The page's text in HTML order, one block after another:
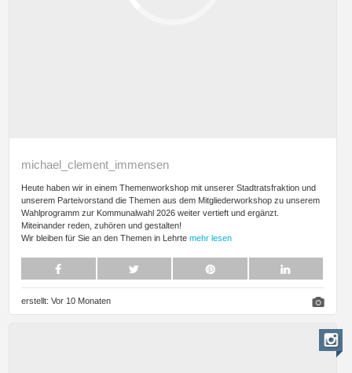
michael_clement_immensen
Heute haben wir in einem Themenworkshop mit unserer Stadtratsfraktion und
unserem Parteivorstand die Themen aus dem Mitgliederworkshop zu unserem
Wahlprogramm zur Kommunalwahl 2026 weiter vertieft und ergänzt.
Miteinander reden, zuhören und gestalten!
Wir bleiben für Sie an den Themen in Lehrte mehr lesen
erstellt: Vor 10 Monaten